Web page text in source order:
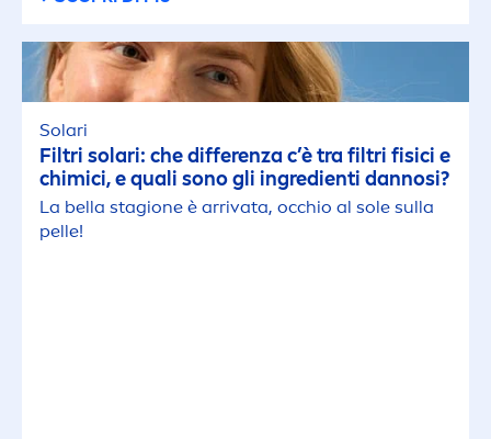
Solari
Filtri solari: che differenza c’è tra filtri fisici e
chimici, e quali sono gli ingredienti dannosi?
La bella stagione è arrivata, occhio al sole sulla
pelle!